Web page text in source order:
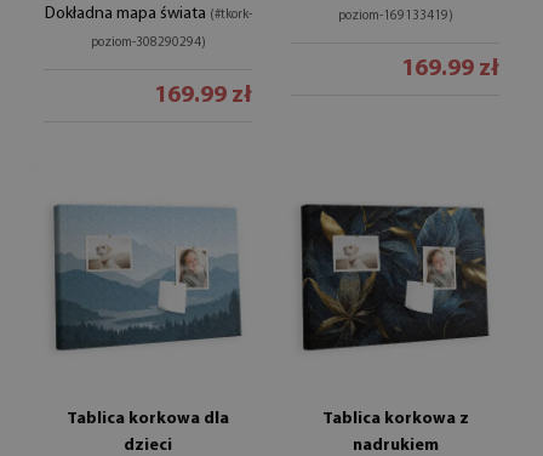
Dokładna mapa świata (#tkork-
poziom-308290294)
169.99 zł
poziom-169133419)
169.99 zł
Tablica korkowa dla
dzieci
Tablica korkowa z
nadrukiem